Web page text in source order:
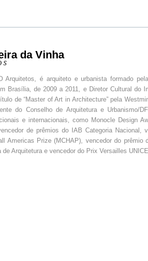
da Vinha
Arquitetos, é arquiteto e urbanista formado
Brasília, de 2009 a 2011, e Diretor Cultural do
de “Master of Art in Architecture” pela
do Conselho de Arquitetura e Urbanismo/
e internacionais, como Monocle Design
de prêmios do IAB Categoria Nacional,
Americas Prize (MCHAP), vencedor do prêmio
de Arquitetura e vencedor do Prix Versailles